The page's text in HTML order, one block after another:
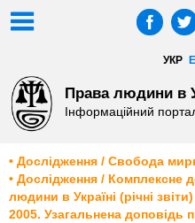
УКР
Права людини в
Інформаційний
• Дослідження / Свобода
• Дослідження / Комплексне
людини в Україні (річні
2005. Узагальнена доповідь